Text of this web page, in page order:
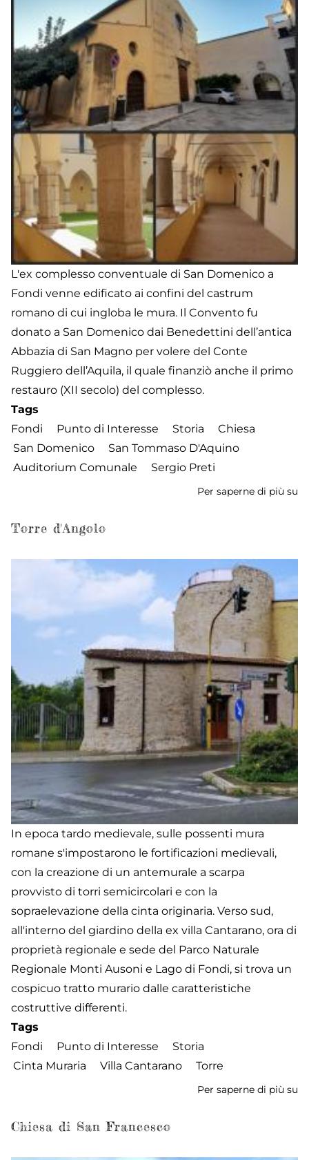
L'ex complesso conventuale di San Domenico a
Fondi venne edificato ai confini del castrum
romano di cui ingloba le mura. Il Convento fu
donato a San Domenico dai Benedettini dell’antica
Abbazia di San Magno per volere del Conte
Ruggiero dell’Aquila, il quale finanziò anche il primo
restauro (XII secolo) del complesso.
Tags
Fondi
Punto di Interesse Storia
Chiesa
San Domenico
San Tommaso D'Aquino
Auditorium Comunale
Sergio Preti
Per saperne di più su
Torre d'Angolo
In epoca tardo medievale, sulle possenti mura
romane s'impostarono le fortificazioni medievali,
con la creazione di un antemurale a scarpa
provvisto di torri semicircolari e con la
sopraelevazione della cinta originaria. Verso sud,
all'interno del giardino della ex villa Cantarano, ora di
proprietà regionale e sede del Parco Naturale
Regionale Monti Ausoni e Lago di Fondi, si trova un
cospicuo tratto murario dalle caratteristiche
costruttive differenti.
Tags
Fondi
Punto di Interesse
Storia
Cinta Muraria
Villa Cantarano Torre
Per saperne di più su
Chiesa di San Francesco